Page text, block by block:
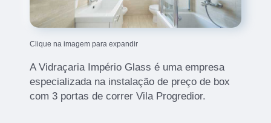
Clique na imagem para expandir
A Vidraçaria Império Glass é uma empresa
especializada na instalação de preço de box
com 3 portas de correr Vila Progredior.